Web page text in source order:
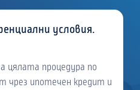
условия.
цялата процедура по
чрез ипотечен кредит и